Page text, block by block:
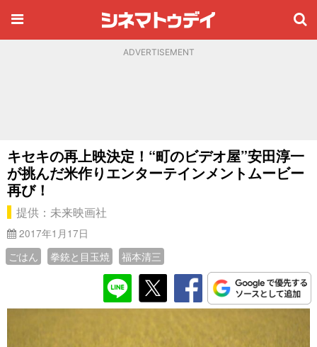
ADVERTISEMENT
キセキの再上映決定！“町のビデオ屋”安田淳一
が挑んだ米作りエンターテインメントムービー
再び！
提供：未来映画社
2017年1月17日
ごはん
拳銃と目玉焼 福本清三